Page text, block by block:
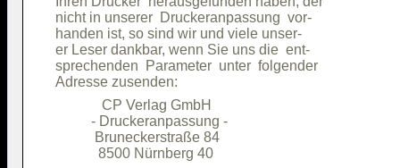
nicht in unserer  Druckeranpassung  vor-
handen ist, so sind wir und viele unser-
er Leser dankbar, wenn Sie uns die  ent-
sprechenden  Parameter  unter  folgender
             CP Verlag GmbH
          - Druckeranpassung -
           Bruneckerstraße 84